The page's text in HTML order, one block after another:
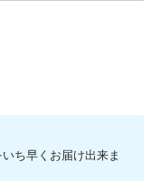
ち早くお届け出来ま